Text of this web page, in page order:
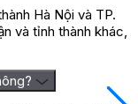
Hà Nội và TP.
và tỉnh thành khác,